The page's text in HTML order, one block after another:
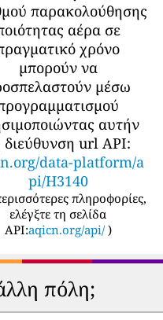
παρακολούθησης
αέρα σε
χρόνο
μπορούν να
μέσω
αυτήν
διεύθυνση url API:
data-platform/a
pi/H3140
πληροφορίες,
ελέγξτε τη σελίδα
API:aqicn.org/api/ )
πόλη;